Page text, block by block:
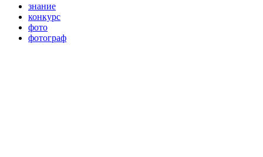
знание
конкурс
фото
фотограф